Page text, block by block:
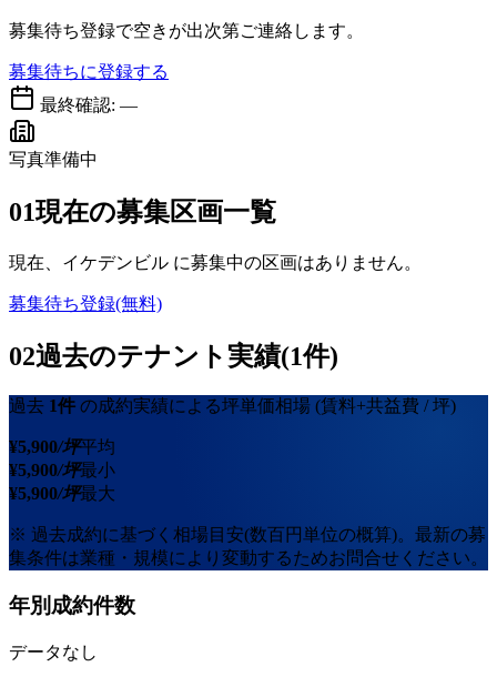
募集待ち登録で空きが出次第ご連絡します。
募集待ちに登録する
最終確認: —
写真準備中
01現在の募集区画一覧
現在、 イケデンビル に募集中の区画はありません。
募集待ち登録(無料)
02過去のテナント実績(1件)
過去 1件 の成約実績による坪単価相場 (賃料+共益費 / 坪)
¥5,900/坪平均
¥5,900/坪最小
¥5,900/坪最大
※ 過去成約に基づく相場目安(数百円単位の概算)。最新の募
集条件は業種・規模により変動するためお問合せください。
年別成約件数
データなし